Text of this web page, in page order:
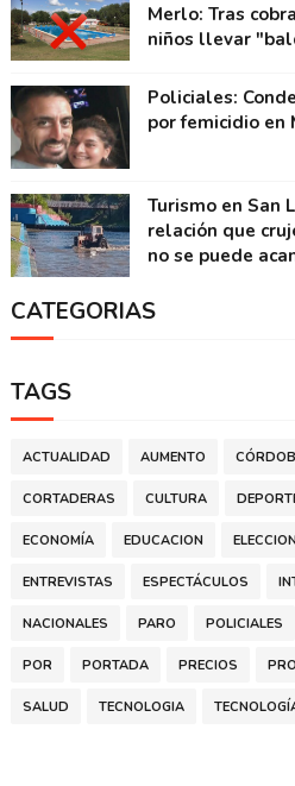
Merlo: Tras
niños llevar
Policiales:
por femicidio en
Turismo en San
relación que
no se puede
CATEGORIAS
TAGS
ACTUALIDAD AUMENTO
CORTADERAS CULTURA
ECONOMÍA EDUCACION
ENTREVISTAS ESPECTÁCULOS
NACIONALES PARO POLICIALES
POR PORTADA PRECIOS
SALUD TECNOLOGIA